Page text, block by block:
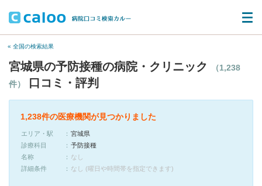
« 全国の検索結果
宮城県の予防接種の病院・クリニック
（1,238
件）
口コミ・評判
1,238件の医療機関が見つかりました
エリア・駅
宮城県
診療科目
予防接種
名称
なし
詳細条件
なし (曜日や時間帯を指定できます)